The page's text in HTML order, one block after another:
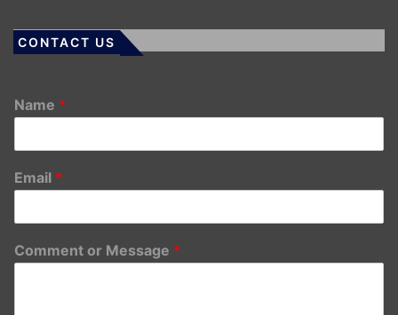
CONTACT US
Name *
Email *
Comment or Message *